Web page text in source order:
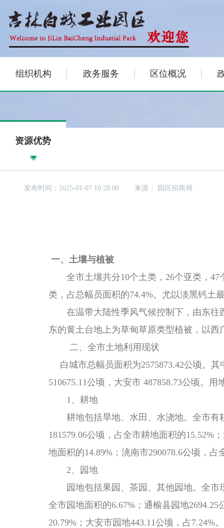
组织机构 政务服务 区位概况
资源优势
发布时间：2025-01-07 10:28:00 来源： 园区招商局
一、土壤与植被
全市土壤共分10个土类，26个亚类，
类，占总幅员面积的74.4%。尤以淡黑钙土
在温带大陆性季风气候控制下，由东往
东的黄土台地上为草甸草原类型植被，以
二、全市土地利用现状
白城市总幅员面积为2575873.42公顷。
510675.11公顷，大安市 487858.73公顷。用
1、耕地
耕地包括旱地、水田、水浇地。全市有
181579.06公顷，占全市耕地面积的15.52%
地面积的14.89%；洮南市290078.6公顷，
2、园地
园地包括果园、茶园、其他园地。全市
全市园地面积的6.67%；通榆县园地2694.25
20.79%；大安市园地443.11公顷，占7.24%。